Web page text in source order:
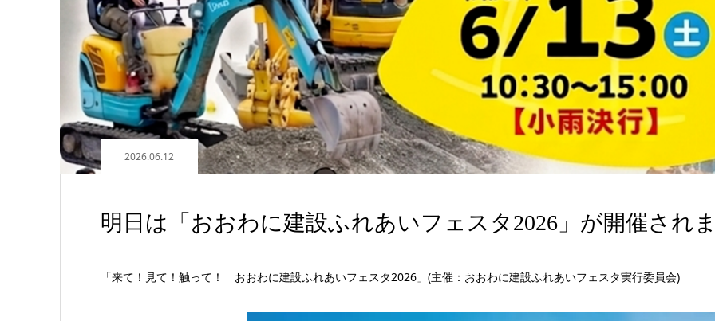
2026.06.12
明日は「おおわに建設ふれあいフェスタ2026」が開催され
「来て！見て！触って！ おおわに建設ふれあいフェスタ2026」(主催：おおわに建設ふれあいフェスタ実行委員会)